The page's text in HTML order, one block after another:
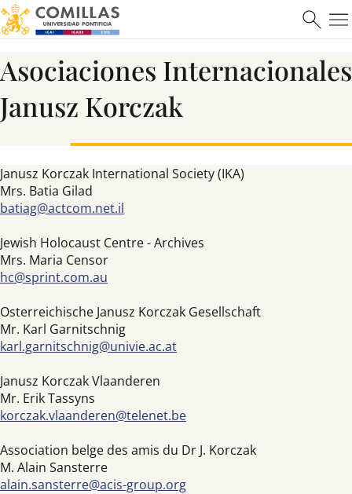
Asociaciones Internacionales
Janusz Korczak
Janusz Korczak International Society (IKA)
Mrs. Batia Gilad
batiag@actcom.net.il
Jewish Holocaust Centre - Archives
Mrs. Maria Censor
hc@sprint.com.au
Osterreichische Janusz Korczak Gesellschaft
Mr. Karl Garnitschnig
karl.garnitschnig@univie.ac.at
Janusz Korczak Vlaanderen
Mr. Erik Tassyns
korczak.vlaanderen@telenet.be
Association belge des amis du Dr J. Korczak
M. Alain Sansterre
alain.sansterre@acis-group.org